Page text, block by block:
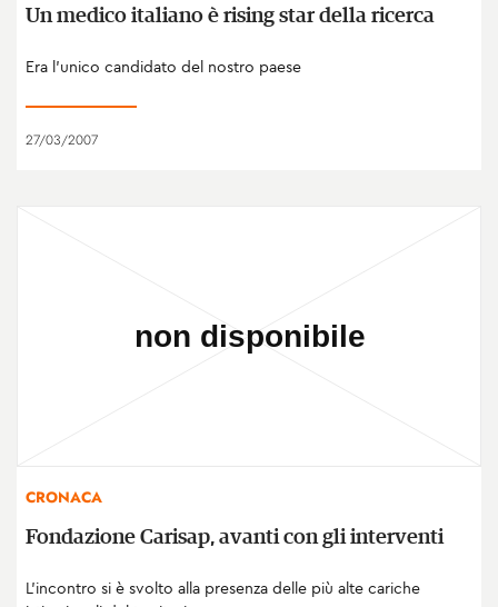
Un medico italiano è rising star della ricerca
Era l'unico candidato del nostro paese
27/03/2007
CRONACA
Fondazione Carisap, avanti con gli interventi
L’incontro si è svolto alla presenza delle più alte cariche